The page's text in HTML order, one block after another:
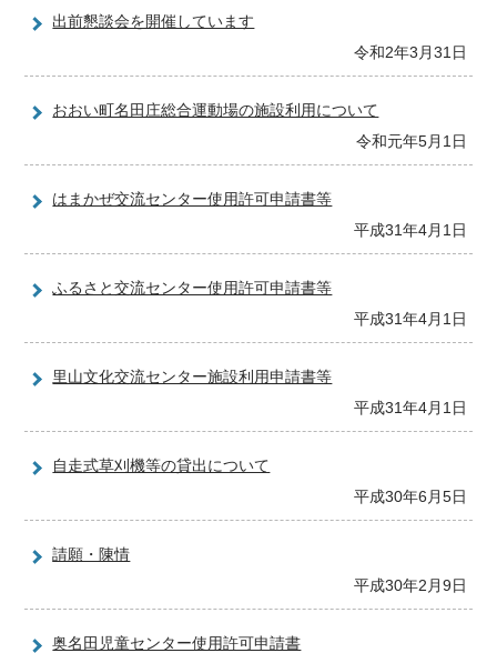
出前懇談会を開催しています
令和2年3月31日
おおい町名田庄総合運動場の施設利用について
令和元年5月1日
はまかぜ交流センター使用許可申請書等
平成31年4月1日
ふるさと交流センター使用許可申請書等
平成31年4月1日
里山文化交流センター施設利用申請書等
平成31年4月1日
自走式草刈機等の貸出について
平成30年6月5日
請願・陳情
平成30年2月9日
奥名田児童センター使用許可申請書